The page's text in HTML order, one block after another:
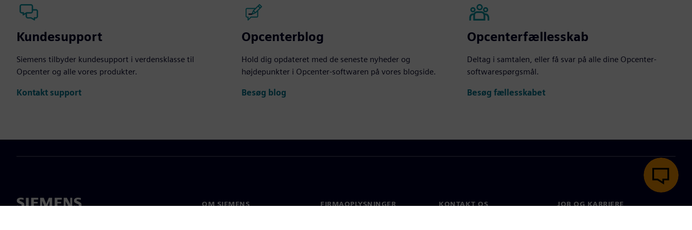
Kundesupport
Siemens tilbyder kundesupport i verdensklasse til
Opcenter og alle vores produkter.
Kontakt support
Opcenterblog
Hold dig opdateret med de seneste nyheder og
højdepunkter i Opcenter-softwaren på vores blogside.
Besøg blog
Opcenterfællesskab
Deltag i samtalen, eller få svar på alle dine Opcenter-
softwarespørgsmål.
Besøg fællesskabet
OM SIEMENS FIRMAOPLYSNINGER KONTAKT OS JOB OG KARRIERE